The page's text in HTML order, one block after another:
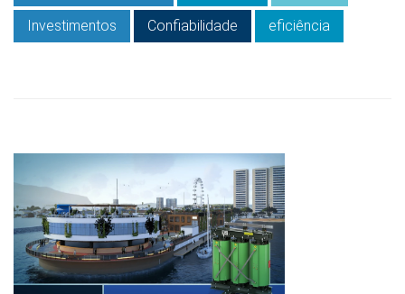
Investimentos Confiabilidade eficiência